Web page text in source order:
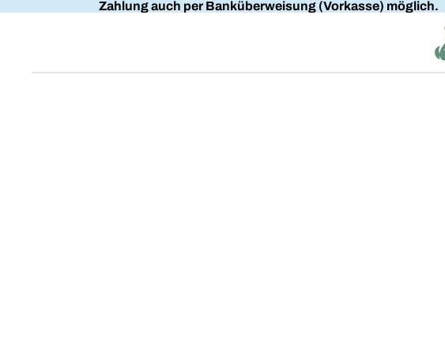
Zahlung auch per Banküberweisung (Vorkasse) möglich.